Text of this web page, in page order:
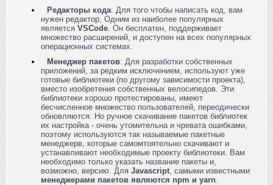
Редакторы кода: Для того чтобы написать код, вам
нужен редактор, Одним из наиболее популярных
является VSCode. Он бесплатен, поддерживает
множество расширений, и доступен на всех популярных
операционных системах.
Менеджер пакетов: Для разработки собственных
приложений, за редким исключением, используют уже
готовые библиотеки (по другому зависимости проекта),
вместо изобретения собственных велосипедов. Эти
библиотеки хорошо протестированы, имеют
бесчисленное множество пользователей, переодически
обновляются. Но ручное скачивание пакетов библиотек
их настройка - очень утомительна и чревата ошибками,
поэтому используются так называемые пакетные
менеджерв, которые самомтоятельно скачивают и
устанавливают необходимые проекту библиотеки. Вам
необходимо только указать название пакеты и,
возможно, версию. Для Javascript, самыми известными
менеджерами пакетов являются npm и yarn.